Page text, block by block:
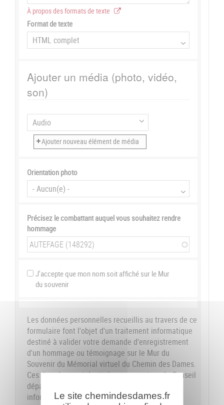
À propos des formats de texte
Format de texte
Ajouter un média (photo, vidéo,
son)
Orientation photo
Précisez le combattant auquel vous souhaitez rendre
hommage
J'accepte que mon nom soit affiché sur le Mur
du souvenir
Les données personnelles recueillis au travers de ce
formulaire font l'objet d'un traitement informatique
destiné à valider votre demande d'enregistrement
d'un hommage ou témoignage sur le Mur du
Souvenir du Mémorial virtuel du Chemin des Dames.
Ces données sont destinées aux services du Conseil
départemental de l'Aisne. Conformément à la loi
informatique et libertés du 6 janvier 1978, nous
Le site chemindesdames.fr